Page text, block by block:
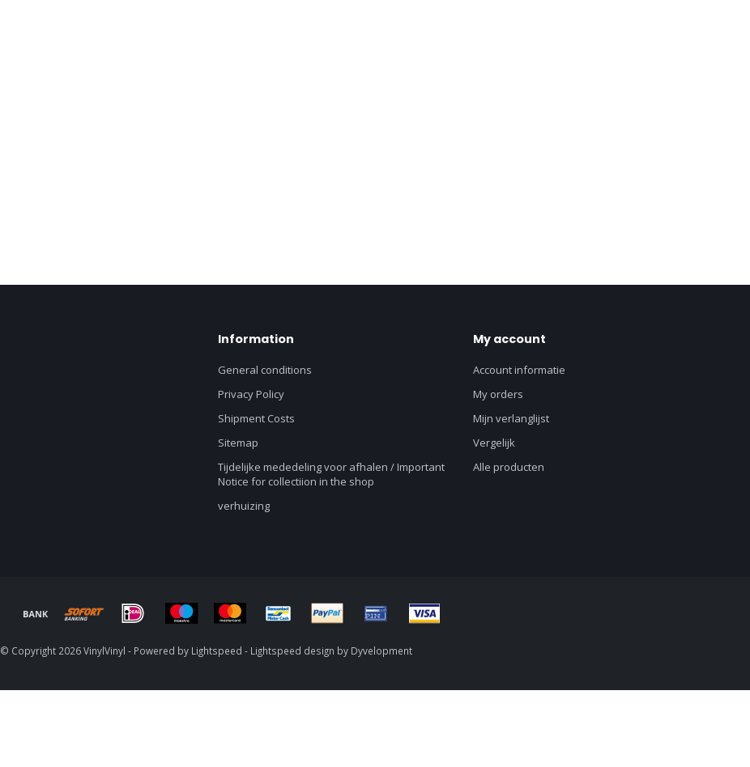
Information
General conditions
Privacy Policy
Shipment Costs
Sitemap
Tijdelijke mededeling voor afhalen / Important
Notice for collectiion in the shop
verhuizing
My account
Account informatie
My orders
Mijn verlanglijst
Vergelijk
Alle producten
© Copyright 2026 VinylVinyl - Powered by Lightspeed - Lightspeed design by Dyvelopment